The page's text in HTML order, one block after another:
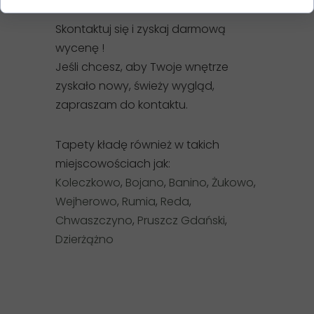
Skontaktuj się i zyskaj darmową
wycenę !
Jeśli chcesz, aby Twoje wnętrze
zyskało nowy, świeży wygląd,
zapraszam do kontaktu.
Tapety kładę również w takich
miejscowościach jak:
Koleczkowo, Bojano, Banino, Żukowo,
Wejherowo, Rumia, Reda,
Chwaszczyno, Pruszcz Gdański,
Dzierżążno